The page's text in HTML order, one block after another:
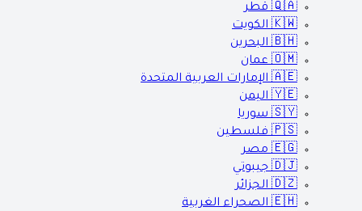
🇶🇦 قطر
🇰🇼 الكويت
🇧🇭 البحرين
🇴🇲 عمان
🇦🇪 الإمارات العربية المتحدة
🇾🇪 اليمن
🇸🇾 سوريا
🇵🇸 فلسطين
🇪🇬 مصر
🇩🇯 جيبوتي
🇩🇿 الجزائر
🇪🇭 الصحراء الغربية